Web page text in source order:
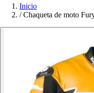
Inicio
/ Chaqueta de moto